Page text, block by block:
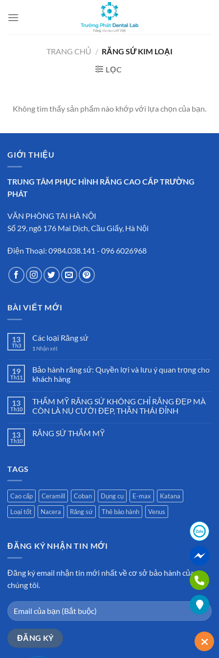
đến
TRANG CHỦ / RĂNG SỨ KIM LOẠI
LỌC
Không tìm thấy sản phẩm nào khớp với lựa chọn của bạn.
GIỚI THIỆU
TRUNG TÂM PHỤC HÌNH RĂNG CAO CẤP TRƯỜNG
PHÁT
VĂN PHÒNG TẠI HÀ NỘI
Số 29, ngõ 176 Mai Dịch, Cầu Giấy, Hà Nội
Điện Thoại: 0984.038.141 - 096 6026968
BÀI VIẾT MỚI
13
Th3
Các loại Răng sứ
1 Nhận xét
19
Th11
Bảo hành răng sứ: Quyền lợi và lưu ý quan trọng cho
khách hàng
13
Th10
THẨM MỸ RĂNG SỨ KHÔNG CHỈ RĂNG ĐẸP MÀ
CÒN LÀ NỤ CƯỜI ĐẸP, THẦN THÁI ĐỈNH
13
Th10
RĂNG SỨ THẨM MỸ
TAGS
Cao cấp Ceramill Coban Dụng cụ E-max
Katana
Loại tốt
Nacera Răng sứ Thẻ bảo hành Venus
ĐĂNG KÝ NHẬN TIN MỚI
Đăng ký email nhận tin mới nhất về cơ sở bảo hành của
chúng tôi.